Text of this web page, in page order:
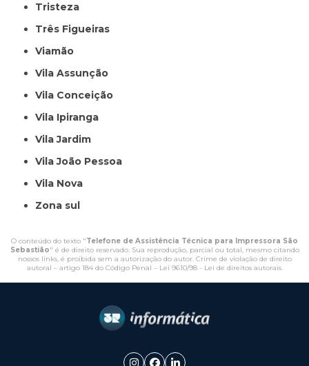
Tristeza
Três Figueiras
Viamão
Vila Assunção
Vila Conceição
Vila Ipiranga
Vila Jardim
Vila João Pessoa
Vila Nova
Zona sul
O conteúdo do texto "Telefone de Assistência Técnica para Impressora São
Sebastião" é de direito reservado. Sua reprodução, parcial ou total, mesmo citando
nossos links, é proibida sem a autorização do autor. Crime de violação de direito
autoral – artigo 184 do Código Penal – Lei 9610/98 - Lei de direitos autorais.